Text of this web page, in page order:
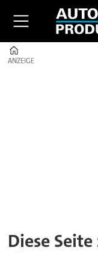
ANZEIGE
ANZEIGE
Diese